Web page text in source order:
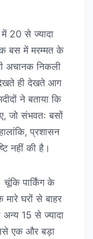
20 से ज्यादा
बस में मरम्मत के
अचानक निकली
ही देखते आग
ने बताया कि
जो संभवतः बसों
प्रशासन
नहीं की है।
पार्किंग के
मारे घरों से बाहर
15 से ज्यादा
एक और बड़ा